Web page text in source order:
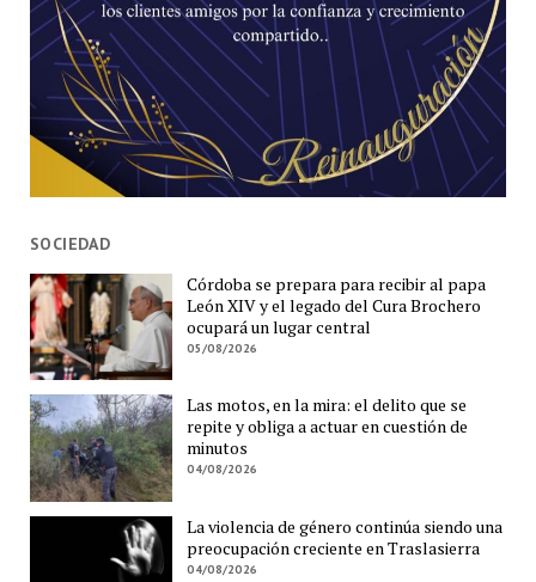
SOCIEDAD
Córdoba se prepara para recibir al papa
León XIV y el legado del Cura Brochero
ocupará un lugar central
05/08/2026
Las motos, en la mira: el delito que se
repite y obliga a actuar en cuestión de
minutos
04/08/2026
La violencia de género continúa siendo una
preocupación creciente en Traslasierra
04/08/2026